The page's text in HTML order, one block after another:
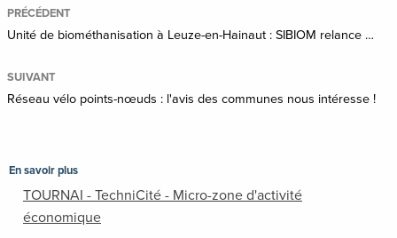
PRÉCÉDENT
Unité de biométhanisation à Leuze-en-Hainaut : SIBIOM relance la demande de permis
SUIVANT
Réseau vélo points-nœuds : l'avis des communes nous intéresse !
En savoir plus
TOURNAI - TechniCité - Micro-zone d'activité
économique